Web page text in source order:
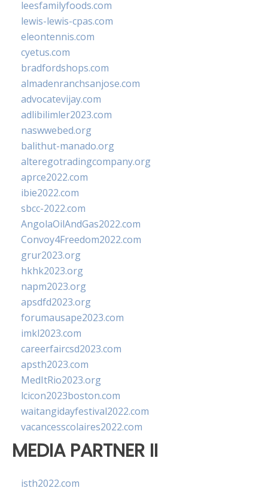
leesfamilyfoods.com
lewis-lewis-cpas.com
eleontennis.com
cyetus.com
bradfordshops.com
almadenranchsanjose.com
advocatevijay.com
adlibilimler2023.com
naswwebed.org
balithut-manado.org
alteregotradingcompany.org
aprce2022.com
ibie2022.com
sbcc-2022.com
AngolaOilAndGas2022.com
Convoy4Freedom2022.com
grur2023.org
hkhk2023.org
napm2023.org
apsdfd2023.org
forumausape2023.com
imkl2023.com
careerfaircsd2023.com
apsth2023.com
MedItRio2023.org
lcicon2023boston.com
waitangidayfestival2022.com
vacancesscolaires2022.com
MEDIA PARTNER II
isth2022.com